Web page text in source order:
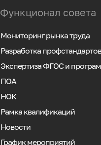
Функционал совета
Мониторинг рынка труда
Разработка
Экспертиза ФГОС и
ПОА
НОК
Рамка квалификаций
Новости
График мероприятий